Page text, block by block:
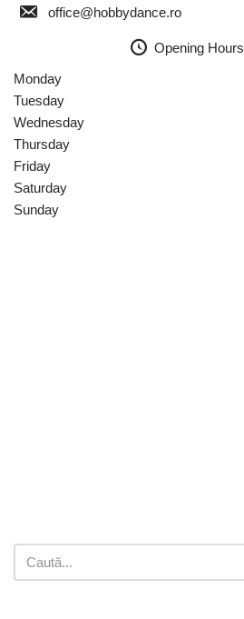
office@hobbydance.ro
Opening Hours
Monday
Tuesday
Wednesday
Thursday
Friday
Saturday
Sunday